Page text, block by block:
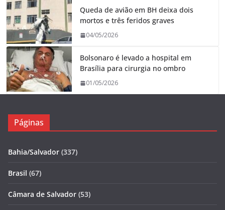
Queda de avião em BH deixa dois
mortos e três feridos graves
04/05/2026
Bolsonaro é levado a hospital em
Brasília para cirurgia no ombro
01/05/2026
Páginas
Bahia/Salvador (337)
Brasil (67)
Câmara de Salvador (53)